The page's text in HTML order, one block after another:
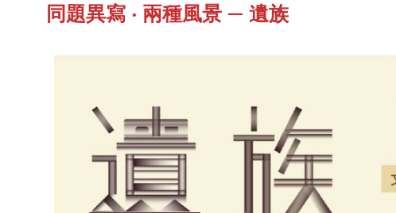
同題異寫 ‧ 兩種風景 — 遺族